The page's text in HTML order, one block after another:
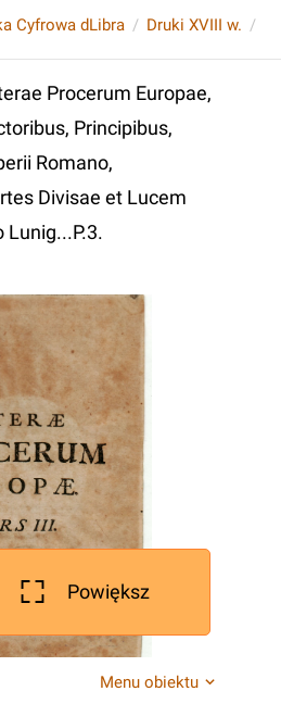
Cyfrowa dLibra Druki XVIII w.
Procerum Europae,
Principibus,
Romano,
Divisae et Lucem
Lunig...P.3.
Powiększ
Menu obiektu